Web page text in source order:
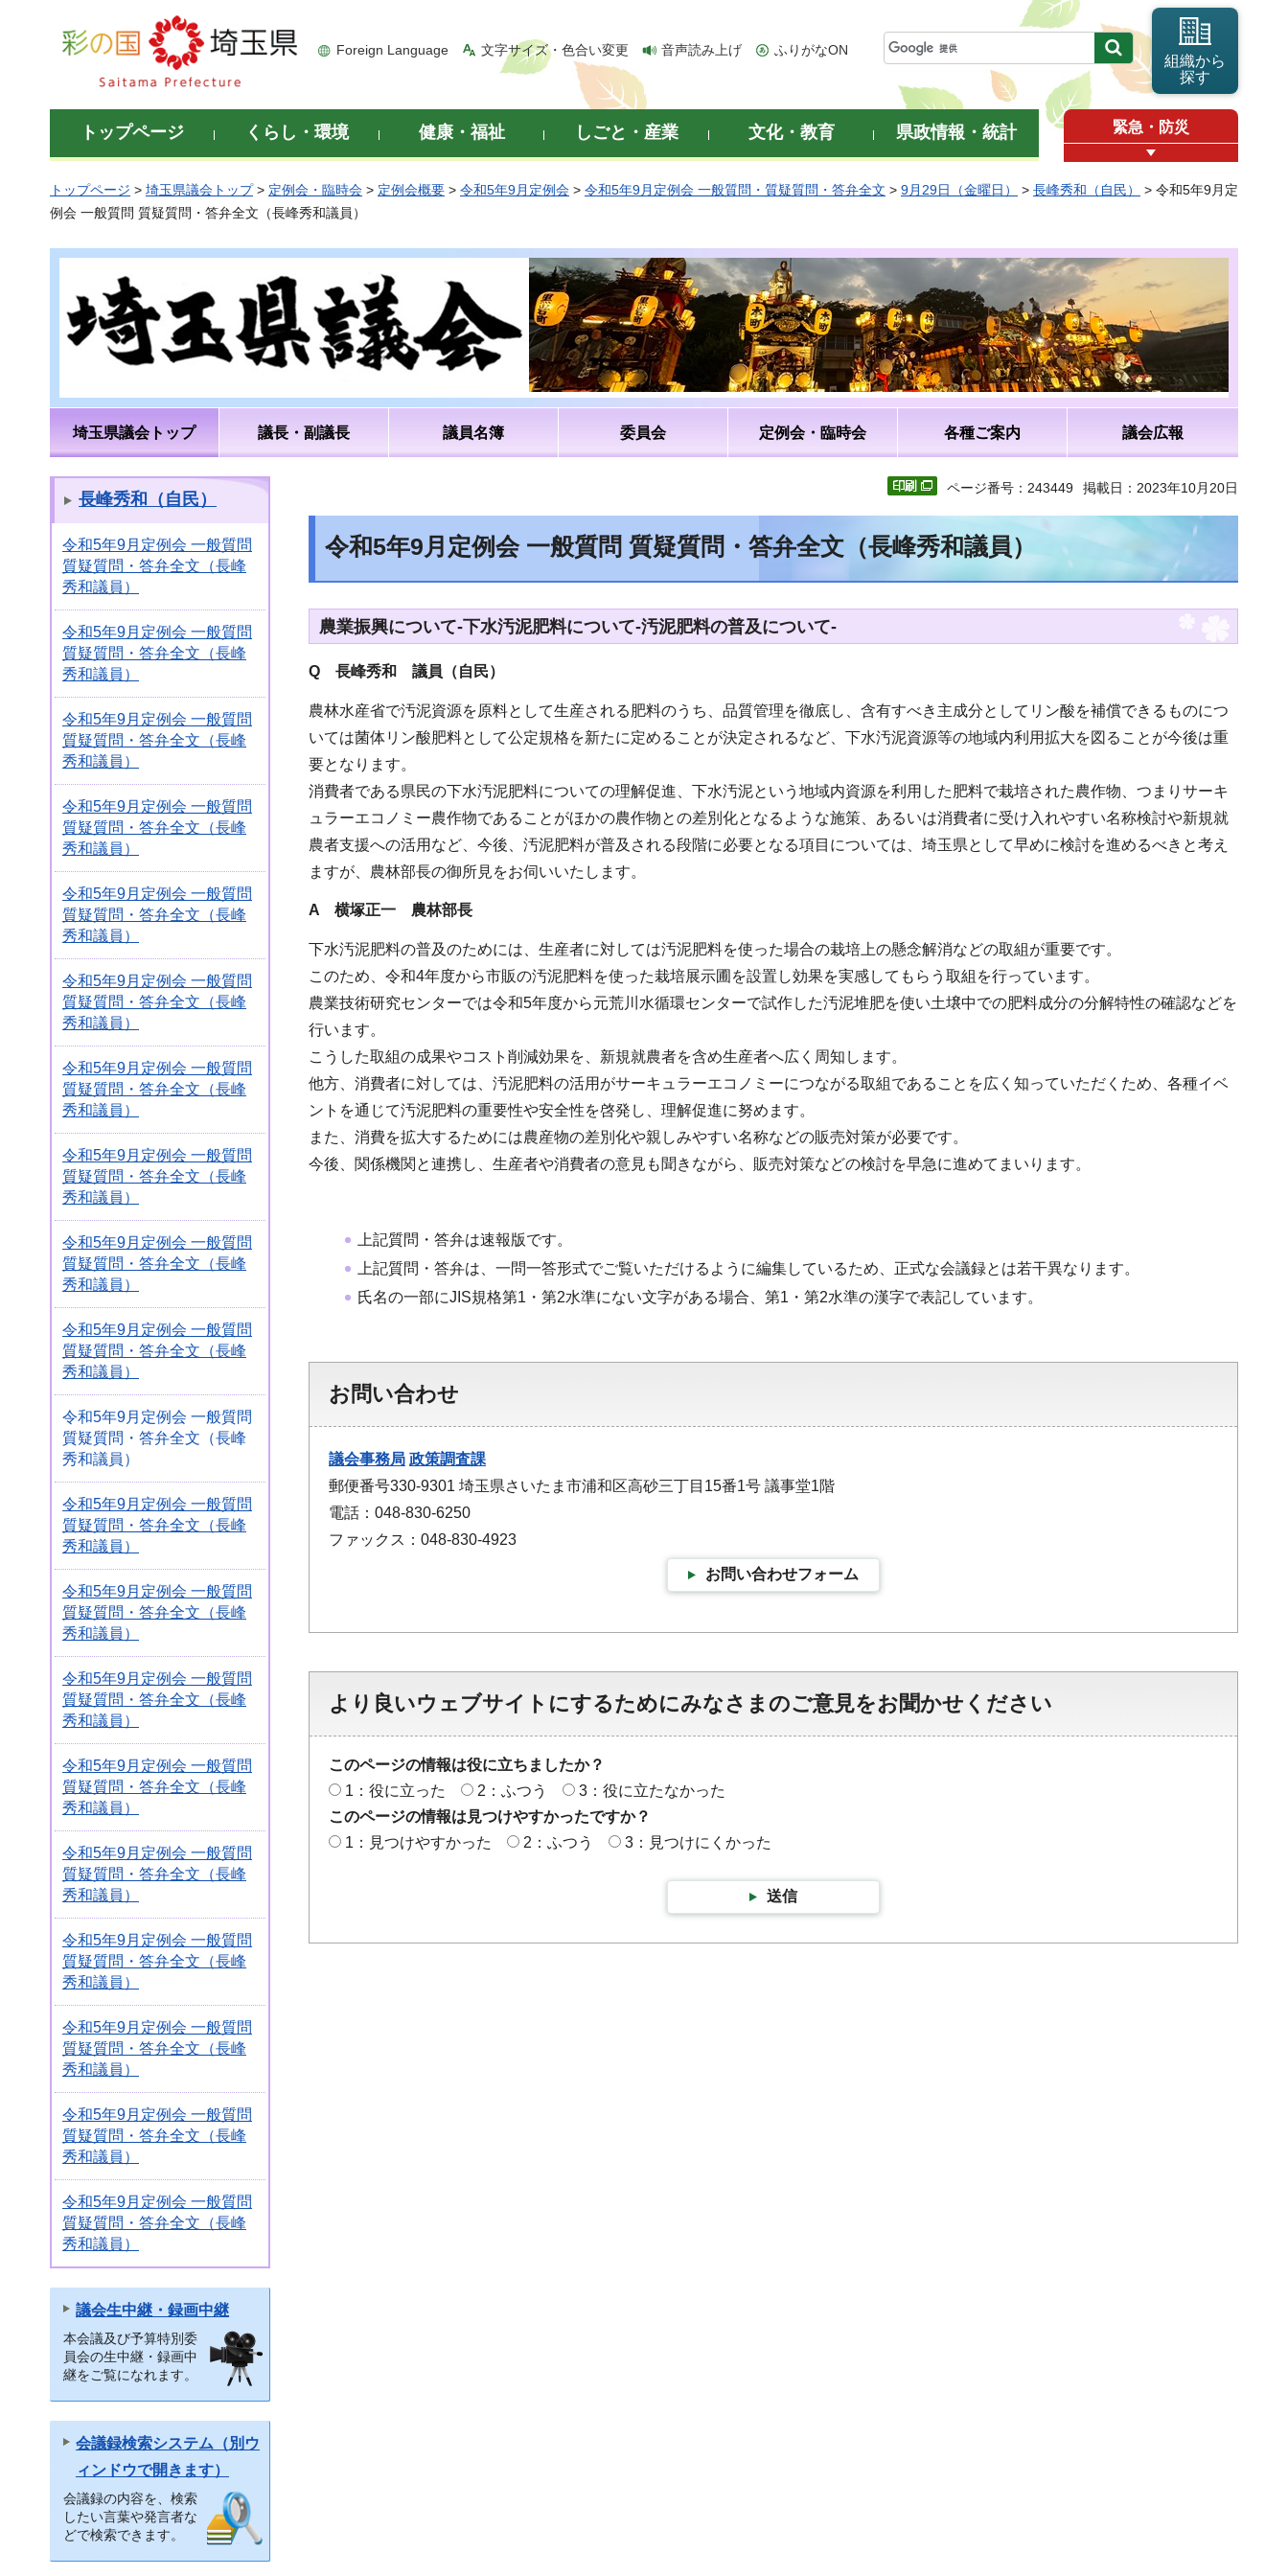
彩の国 埼玉県
Foreign Language 文字サイズ・色合い変更 音声読み上げ ふりがなON
組織から
探す
トップページ くらし・環境 健康・福祉 しごと・産業 文化・教育 県政情報・統計 緊急・防災
トップページ > 埼玉県議会トップ> 定例会・臨時会 > 定例会概要 > 令和5年9月定例会 > 令和5年9月定例会 一般質問・質疑質問・答弁全文 > 9月29日（金曜日） > 長峰秀和（自民）
> 令和5年9月定
例会 一般質問 質疑質問・答弁全文（長峰秀和議員）
埼玉県議会トップ 議長・副議長 議員名簿 委員会 定例会・臨時会 各種ご案内 議会広報
長峰秀和（自民）
令和5年9月定例会 一般質問
質疑質問・答弁全文（長峰
秀和議員）
令和5年9月定例会 一般質問
質疑質問・答弁全文（長峰
秀和議員）
令和5年9月定例会 一般質問
質疑質問・答弁全文（長峰
秀和議員）
令和5年9月定例会 一般質問
質疑質問・答弁全文（長峰
秀和議員）
令和5年9月定例会 一般質問
質疑質問・答弁全文（長峰
秀和議員）
令和5年9月定例会 一般質問
質疑質問・答弁全文（長峰
秀和議員）
令和5年9月定例会 一般質問
質疑質問・答弁全文（長峰
秀和議員）
令和5年9月定例会 一般質問
質疑質問・答弁全文（長峰
秀和議員）
令和5年9月定例会 一般質問
質疑質問・答弁全文（長峰
秀和議員）
令和5年9月定例会 一般質問
質疑質問・答弁全文（長峰
秀和議員）
令和5年9月定例会 一般質問
質疑質問・答弁全文（長峰
秀和議員）
令和5年9月定例会 一般質問
質疑質問・答弁全文（長峰
秀和議員）
令和5年9月定例会 一般質問
質疑質問・答弁全文（長峰
秀和議員）
令和5年9月定例会 一般質問
質疑質問・答弁全文（長峰
秀和議員）
令和5年9月定例会 一般質問
質疑質問・答弁全文（長峰
秀和議員）
令和5年9月定例会 一般質問
質疑質問・答弁全文（長峰
秀和議員）
令和5年9月定例会 一般質問
質疑質問・答弁全文（長峰
秀和議員）
令和5年9月定例会 一般質問
質疑質問・答弁全文（長峰
秀和議員）
令和5年9月定例会 一般質問
質疑質問・答弁全文（長峰
秀和議員）
令和5年9月定例会 一般質問
質疑質問・答弁全文（長峰
秀和議員）
議会生中継・録画中継
本会議及び予算特別委
員会の生中継・録画中
継をご覧になれます。
会議録検索システム（別ウ
ィンドウで開きます）
会議録の内容を、検索
したい言葉や発言者な
どで検索できます。
ページ番号：243449 掲載日：2023年10月20日
令和5年9月定例会 一般質問 質疑質問・答弁全文（長峰秀和議員）
農業振興について-下水汚泥肥料について-汚泥肥料の普及について-
Q 長峰秀和 議員（自民）
農林水産省で汚泥資源を原料として生産される肥料のうち、品質管理を徹底し、含有すべき主成分としてリン酸を補償できるものにつ
いては菌体リン酸肥料として公定規格を新たに定めることが決定されるなど、下水汚泥資源等の地域内利用拡大を図ることが今後は重
要となります。
消費者である県民の下水汚泥肥料についての理解促進、下水汚泥という地域内資源を利用した肥料で栽培された農作物、つまりサーキ
ュラーエコノミー農作物であることがほかの農作物との差別化となるような施策、あるいは消費者に受け入れやすい名称検討や新規就
農者支援への活用など、今後、汚泥肥料が普及される段階に必要となる項目については、埼玉県として早めに検討を進めるべきと考え
ますが、農林部長の御所見をお伺いいたします。
A 横塚正一 農林部長
下水汚泥肥料の普及のためには、生産者に対しては汚泥肥料を使った場合の栽培上の懸念解消などの取組が重要です。
このため、令和4年度から市販の汚泥肥料を使った栽培展示圃を設置し効果を実感してもらう取組を行っています。
農業技術研究センターでは令和5年度から元荒川水循環センターで試作した汚泥堆肥を使い土壌中での肥料成分の分解特性の確認などを
行います。
こうした取組の成果やコスト削減効果を、新規就農者を含め生産者へ広く周知します。
他方、消費者に対しては、汚泥肥料の活用がサーキュラーエコノミーにつながる取組であることを広く知っていただくため、各種イベ
ントを通じて汚泥肥料の重要性や安全性を啓発し、理解促進に努めます。
また、消費を拡大するためには農産物の差別化や親しみやすい名称などの販売対策が必要です。
今後、関係機関と連携し、生産者や消費者の意見も聞きながら、販売対策などの検討を早急に進めてまいります。
上記質問・答弁は速報版です。
上記質問・答弁は、一問一答形式でご覧いただけるように編集しているため、正式な会議録とは若干異なります。
氏名の一部にJIS規格第1・第2水準にない文字がある場合、第1・第2水準の漢字で表記しています。
お問い合わせ
議会事務局 政策調査課
郵便番号330-9301 埼玉県さいたま市浦和区高砂三丁目15番1号 議事堂1階
電話：048-830-6250
ファックス：048-830-4923
お問い合わせフォーム
より良いウェブサイトにするためにみなさまのご意見をお聞かせください
このページの情報は役に立ちましたか？
1：役に立った
2：ふつう
3：役に立たなかった
このページの情報は見つけやすかったですか？
1：見つけやすかった
2：ふつう 3：見つけにくかった
送信